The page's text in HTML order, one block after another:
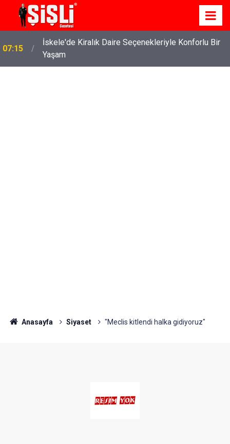
07:15
İskele'de Kiralık Daire Seçenekleriyle Konforlu Bir
Yaşam
Anasayfa Siyaset "Meclis kitlendi halka gidiyoruz"